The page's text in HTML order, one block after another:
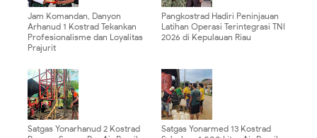
Jam Komandan, Danyon
Arhanud 1 Kostrad Tekankan
Profesionalisme dan Loyalitas
Prajurit
Pangkostrad Hadiri Peninjauan
Latihan Operasi Terintegrasi TNI
2026 di Kepulauan Riau
Satgas Yonarhanud 2 Kostrad
Satgas Yonarmed 13 Kostrad